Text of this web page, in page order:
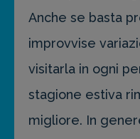
Anche se basta
improvvise
visitarla in ogni
stagione estiva
migliore. In